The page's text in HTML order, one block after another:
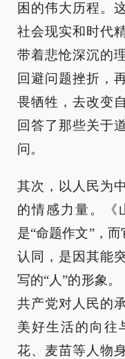
困的伟大历程。
社会现实和时代
带着悲怆深沉的
回避问题挫折，
畏牺牲，去改变
回答了那些关于
问。
其次，以人民为
的情感力量。《
是“命题作文”，
认同，是因其能
写的“人”的形象
共产党对人民的
美好生活的向往
花、麦苗等人物